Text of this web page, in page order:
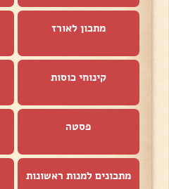
מתכון לאורז
קינוחי כוסות
פסטה
מתכונים למנות ראשונות